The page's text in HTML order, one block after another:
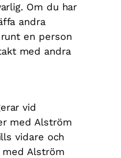
Om du har
andra
en person
med andra
vid
med Alström
vidare och
Alström